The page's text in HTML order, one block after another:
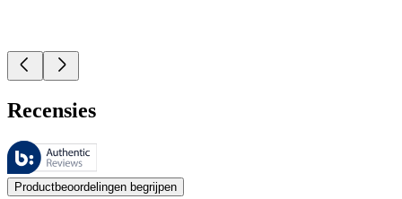
Recensies
Deze beoordelingen worden beheerd door Bazaarvoice en voldoen
De mening van onze klanten is nuttig voor iedereen, of het nu een
Productbeoordelingen begrijpen